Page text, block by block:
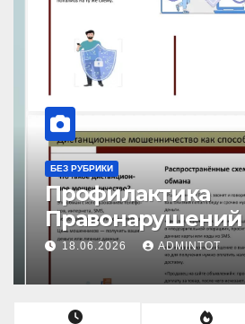
БЕЗ РУБРИКИ
Профилактика
Правонарушений
18.06.2026 ADMINTOT